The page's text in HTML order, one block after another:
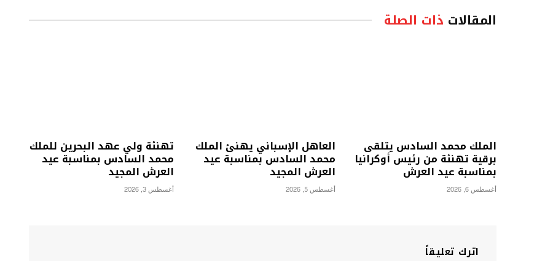
المقالات ذات الصلة
الملك محمد السادس يتلقى
برقية تهنئة من رئيس أوكرانيا
بمناسبة عيد العرش
أغسطس 6, 2026
العاهل الإسباني يهنئ الملك
محمد السادس بمناسبة عيد
العرش المجيد
أغسطس 5, 2026
تهنئة ولي عهد البحرين للملك
محمد السادس بمناسبة عيد
العرش المجيد
أغسطس 3, 2026
اترك تعليقاً